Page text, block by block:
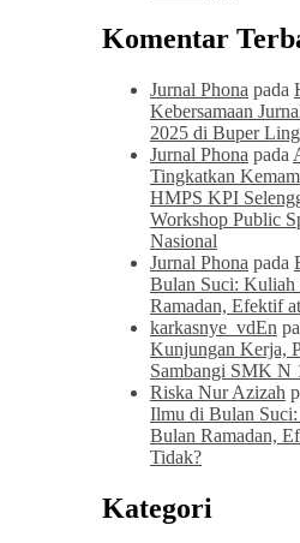
Komentar
Jurnal Phona pada
Kebersamaan
2025 di Buper
Jurnal Phona pada
Tingkatkan
HMPS KPI
Workshop Public
Nasional
Jurnal Phona pada
Bulan Suci: Kuliah
Ramadan, Efektif
karkasnye_vdEn
Kunjungan Kerja,
Sambangi SMK N
Riska Nur Azizah
Ilmu di Bulan
Bulan Ramadan,
Tidak?
Kategori